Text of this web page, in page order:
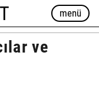
menü
ve